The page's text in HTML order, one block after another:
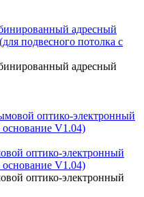
адресный
подвесного потолка с
адресный
оптико-электронный
V1.04)
оптико-электронный